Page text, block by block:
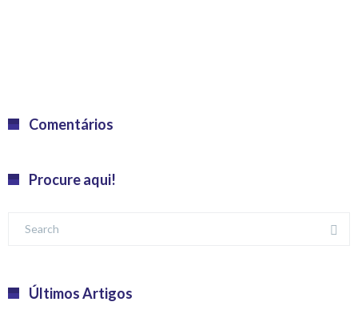
Comentários
Procure aqui!
Últimos Artigos